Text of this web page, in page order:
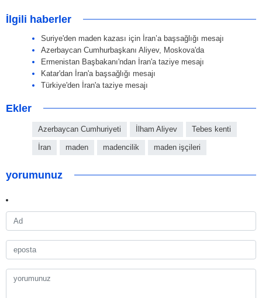
İlgili haberler
Suriye'den maden kazası için İran’a başsağlığı mesajı
Azerbaycan Cumhurbaşkanı Aliyev, Moskova'da
Ermenistan Başbakanı'ndan İran'a taziye mesajı
Katar'dan İran'a başsağlığı mesajı
Türkiye'den İran'a taziye mesajı
Ekler
Azerbaycan Cumhuriyeti İlham Aliyev Tebes kenti
İran maden madencilik maden işçileri
yorumunuz